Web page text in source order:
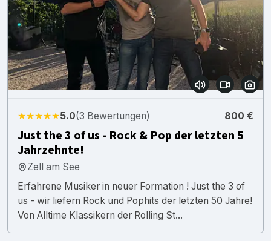
★★★★★5.0(3 Bewertungen) 800 €
Just the 3 of us - Rock & Pop der letzten 5
Jahrzehnte!
Zell am See
Erfahrene Musiker in neuer Formation ! Just the 3 of
us - wir liefern Rock und Pophits der letzten 50 Jahre!
Von Alltime Klassikern der Rolling St...